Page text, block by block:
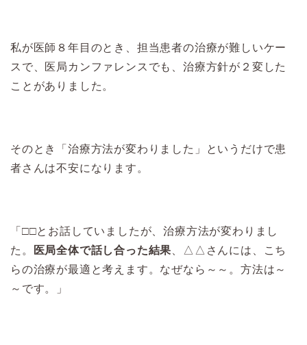
私が医師８年目のとき、担当患者の治療が難しいケー
スで、医局カンファレンスでも、治療方針が２変した
ことがありました。
そのとき「治療方法が変わりました」というだけで患
者さんは不安になります。
「□□とお話していましたが、治療方法が変わりまし
た。
医局全体で話し合った結果 、△△さんには、こち
らの治療が最適と考えます。なぜなら～～。方法は～
～です。」